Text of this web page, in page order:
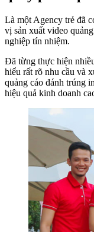
Là một Agency trẻ đã
vị sản xuất video
nghiệp tín nhiệm.
Đã từng thực hiện
hiểu rất rõ nhu cầu và
quảng cáo đánh trúng
hiệu quả kinh doanh